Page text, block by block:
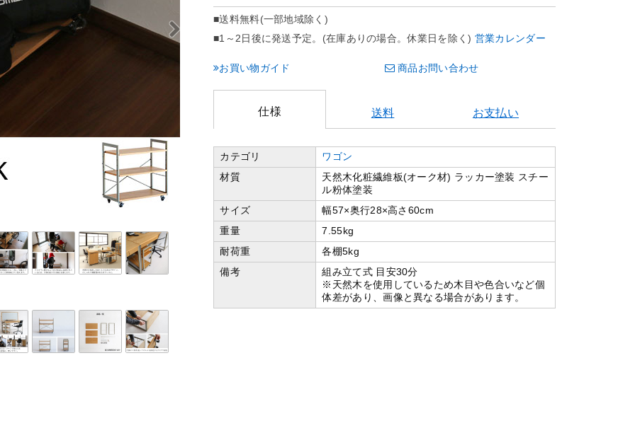
■送料無料(一部地域除く)
■1～2日後に発送予定。(在庫ありの場合。休業日を除く) 営業カレンダー
お買い物ガイド 商品お問い合わせ
仕様 送料 お支払い
カテゴリ
ワゴン
材質
天然木化粧繊維板(オーク材) ラッカー塗装 スチー
ル粉体塗装
サイズ
幅57×奥行28×高さ60cm
重量
7.55kg
耐荷重
各棚5kg
備考
組み立て式 目安30分
※天然木を使用しているため木目や色合いなど個
体差があり、画像と異なる場合があります。